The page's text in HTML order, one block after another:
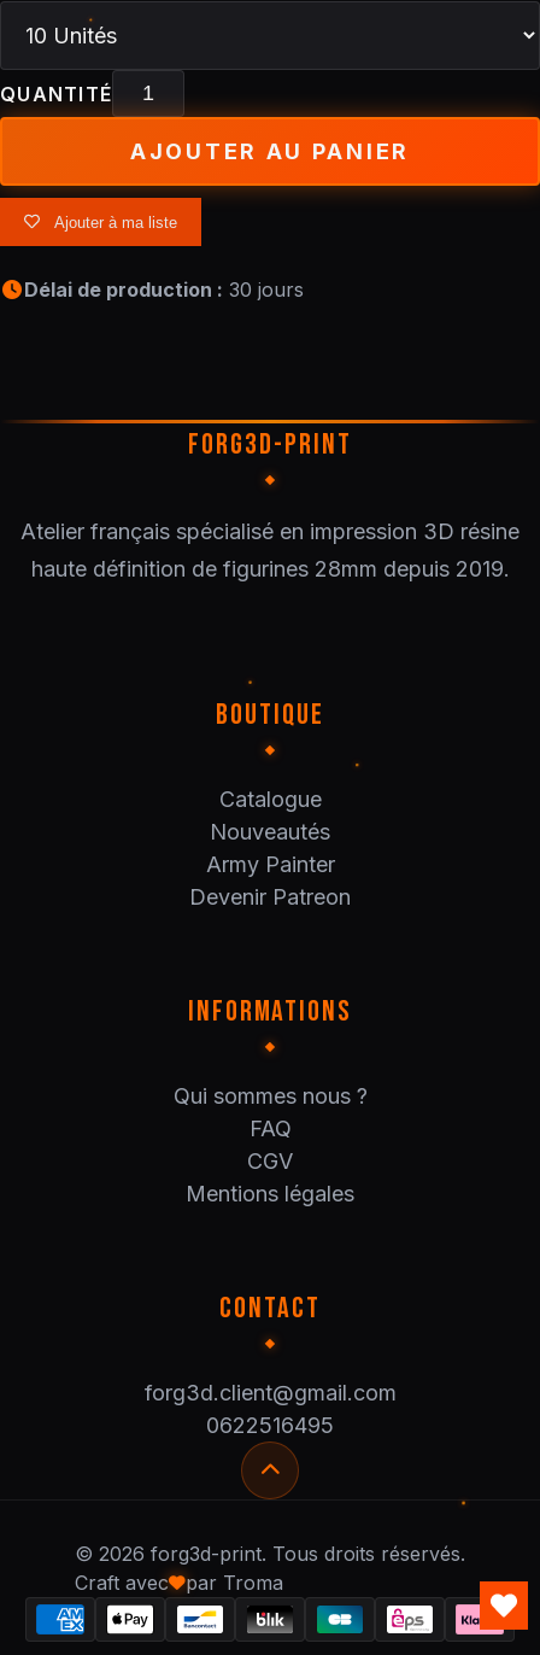
QUANTITÉ
AJOUTER AU PANIER
Ajouter à ma liste
Délai de production : 30 jours
FORG3D-PRINT
Atelier français spécialisé en impression 3D résine
haute définition de figurines 28mm depuis 2019.
BOUTIQUE
Catalogue
Nouveautés
Army Painter
Devenir Patreon
INFORMATIONS
Qui sommes nous ?
FAQ
CGV
Mentions légales
CONTACT
forg3d.client@gmail.com
0622516495
© 2026 forg3d-print. Tous droits réservés.
Craft avec
par Troma